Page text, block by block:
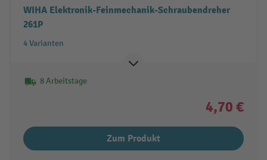
WIHA Elektronik-Feinmechanik-Schraubendreher
261P
4 Varianten
8 Arbeitstage
4,70 €
Zum Produkt